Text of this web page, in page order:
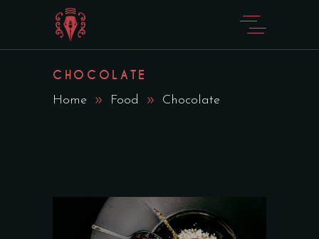
CHOCOLATE
Home Food Chocolate